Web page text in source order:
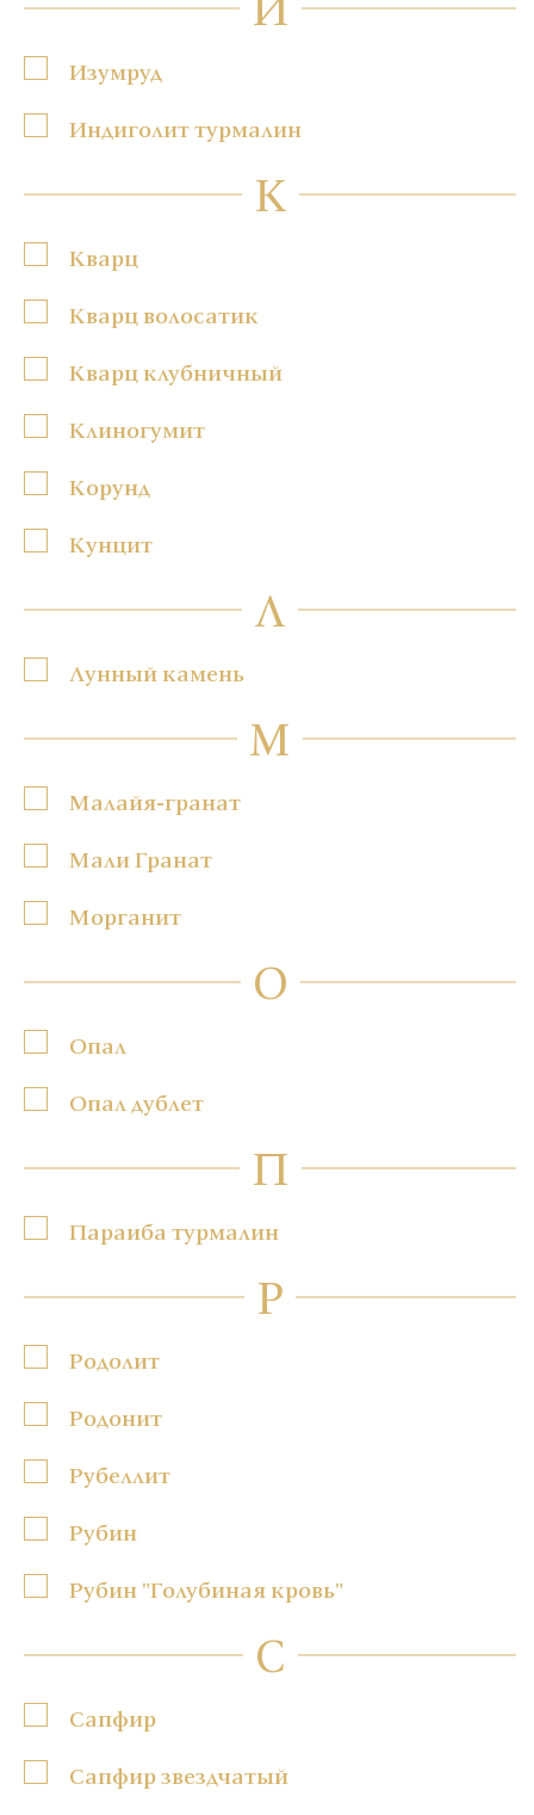
Изумруд
Индиголит турмалин
К
Кварц
Кварц волосатик
Кварц клубничный
Клиногумит
Корунд
Кунцит
Л
Лунный камень
М
Малайя-гранат
Мали Гранат
Морганит
О
Опал
Опал дублет
П
Параиба турмалин
Р
Родолит
Родонит
Рубеллит
Рубин
Рубин "Голубиная кровь"
С
Сапфир
Сапфир звездчатый